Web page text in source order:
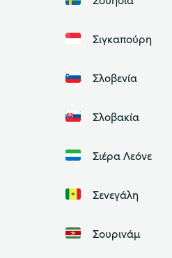
Σιγκαπούρη
Σλοβενία
Σλοβακία
Σιέρα Λεόνε
Σενεγάλη
Σουρινάμ